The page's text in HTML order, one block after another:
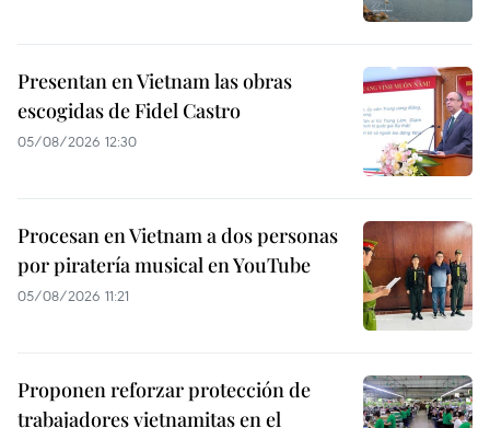
Presentan en Vietnam las obras
escogidas de Fidel Castro
05/08/2026 12:30
Procesan en Vietnam a dos personas
por piratería musical en YouTube
05/08/2026 11:21
Proponen reforzar protección de
trabajadores vietnamitas en el